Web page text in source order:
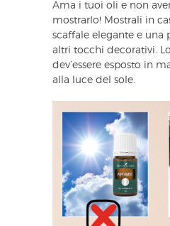
Ama i tuoi oli e non
mostrarlo! Mostrali in
scaffale elegante e una
altri tocchi decorativi.
dev’essere esposto in
alla luce del sole.